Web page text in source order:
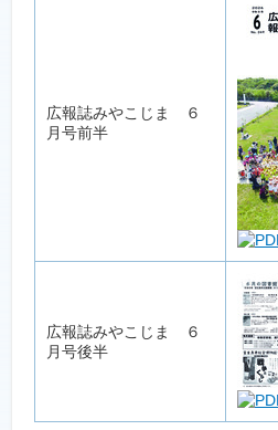
広報誌みやこじま ６
月号前半
広報誌みやこじま ６
月号後半